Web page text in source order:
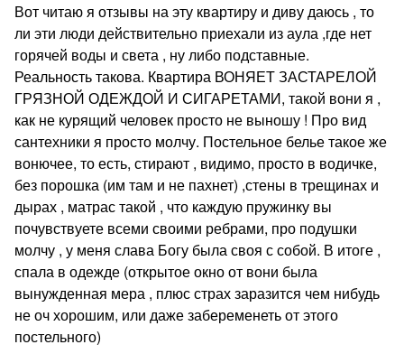
Вот читаю я отзывы на эту квартиру и диву даюсь , то
ли эти люди действительно приехали из аула ,где нет
горячей воды и света , ну либо подставные.
Реальность такова. Квартира ВОНЯЕТ ЗАСТАРЕЛОЙ
ГРЯЗНОЙ ОДЕЖДОЙ И СИГАРЕТАМИ, такой вони я ,
как не курящий человек просто не выношу ! Про вид
сантехники я просто молчу. Постельное белье такое же
вонючее, то есть, стирают , видимо, просто в водичке,
без порошка (им там и не пахнет) ,стены в трещинах и
дырах , матрас такой , что каждую пружинку вы
почувствуете всеми своими ребрами, про подушки
молчу , у меня слава Богу была своя с собой. В итоге ,
спала в одежде (открытое окно от вони была
вынужденная мера , плюс страх заразится чем нибудь
не оч хорошим, или даже забеременеть от этого
постельного)